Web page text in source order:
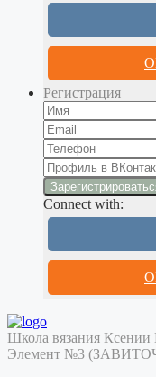
Регистрация
Connect with:
Школа вязания
Элемент №3